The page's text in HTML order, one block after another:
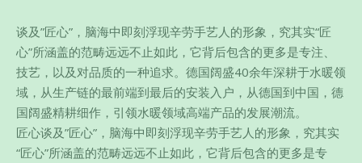
谈及”匠心”，脑海中即刻浮现辛劳手艺人的形象，究其实“匠
心”所涵盖的范畴远远不止如此，它背后包含的更多是专注、
技艺，以及对品质的一种追求。德国阔盛40余年深耕于水暖领
域，从生产链的最前端到最后的安装入户，从德国到中国，德
国阔盛精耕细作，引领水暖领域高端产品的发展潮流。
匠心谈及”匠心”，脑海中即刻浮现辛劳手艺人的形象，究其实
“匠心”所涵盖的范畴远远不止如此，它背后包含的更多是专